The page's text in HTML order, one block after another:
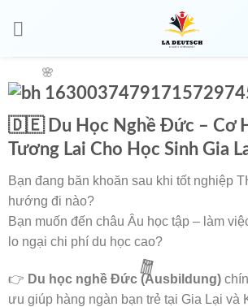
🌸
🇩🇪 Du Học Nghề Đức – Cơ
Tương Lai Cho Học Sinh Gia
Bạn đang băn khoăn sau khi tốt nghiệp
hướng đi nào?
Bạn muốn đến châu Âu học tập – làm
lo ngại chi phí du học cao?
👉 Du học nghề Đức (Ausbildung)
ưu giúp hàng ngàn bạn trẻ tại Gia Lại và